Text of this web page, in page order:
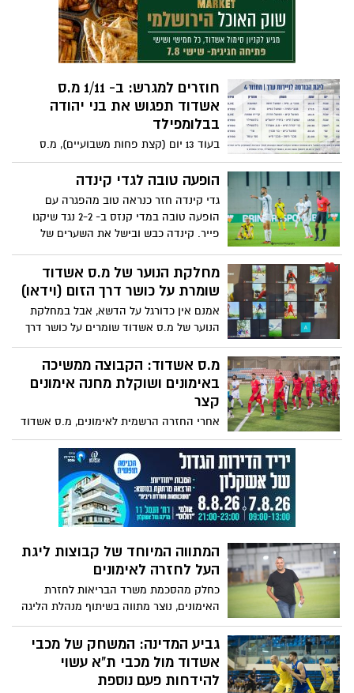
חוזרים למגרש: ב- 1/11 מ.ס
אשדוד תפגוש את בני יהודה
בבלומפילד
בעוד 13 יום (קצת פחות משבועיים), מ.ס
אשדוד תחזור לליגת העל עם משחק במסגרת
המחזור ה- 4 מול בני יהודה בבלומפילד.
המשחק יתקיים ב- 1/11 בשעה 20:30
הופעה טובה לגדי קינדה
גדי קינדה חזר כנראה טוב מהפגרה עם
הופעה טובה במדי קנזס ב- 2-2 נגד שיקגו
פייר. קינדה כבש ובישל את השערים של
מחלקת הנוער של מ.ס אשדוד
שומרת על כושר דרך הזום (וידאו)
אמנם אין כדורגל על הדשא, אבל במחלקת
הנוער של מ.ס אשדוד שומרים על כושר דרך
הזום.
מ.ס אשדוד: הקבוצה ממשיכה
באימונים ושוקלת מחנה אימונים
קצר
אחרי החזרה הרשמית לאימונים, מ.ס אשדוד
ממשיכה בהכנות לעונה. המשחק הראשון של
אשדוד יהיה כנראה בשבוע הראשון של
נובמבר. בינתיים בקבוצה שוקלים יציאה
למחנה אימונים מקוצר
המתווה המיוחד של קבוצות ליגת
העל לחזרה לאימונים
כחלק מהסכמת משרד הבריאות לחזרת
האימונים, נוצר מתווה בשיתוף מנהלת הליגה
ומשרד הבריאות בכדי שקבוצות הכדורגל
בליגת העל יוכלו לחזור לאימונים ומשחקים.
מ.ס אשדוד חזרה לאימונים ותחזור לשחק ב-
7/11
גביע המדינה: המשחק של מכבי
אשדוד מול מכבי ת"א עשוי
להידחות פעם נוספת